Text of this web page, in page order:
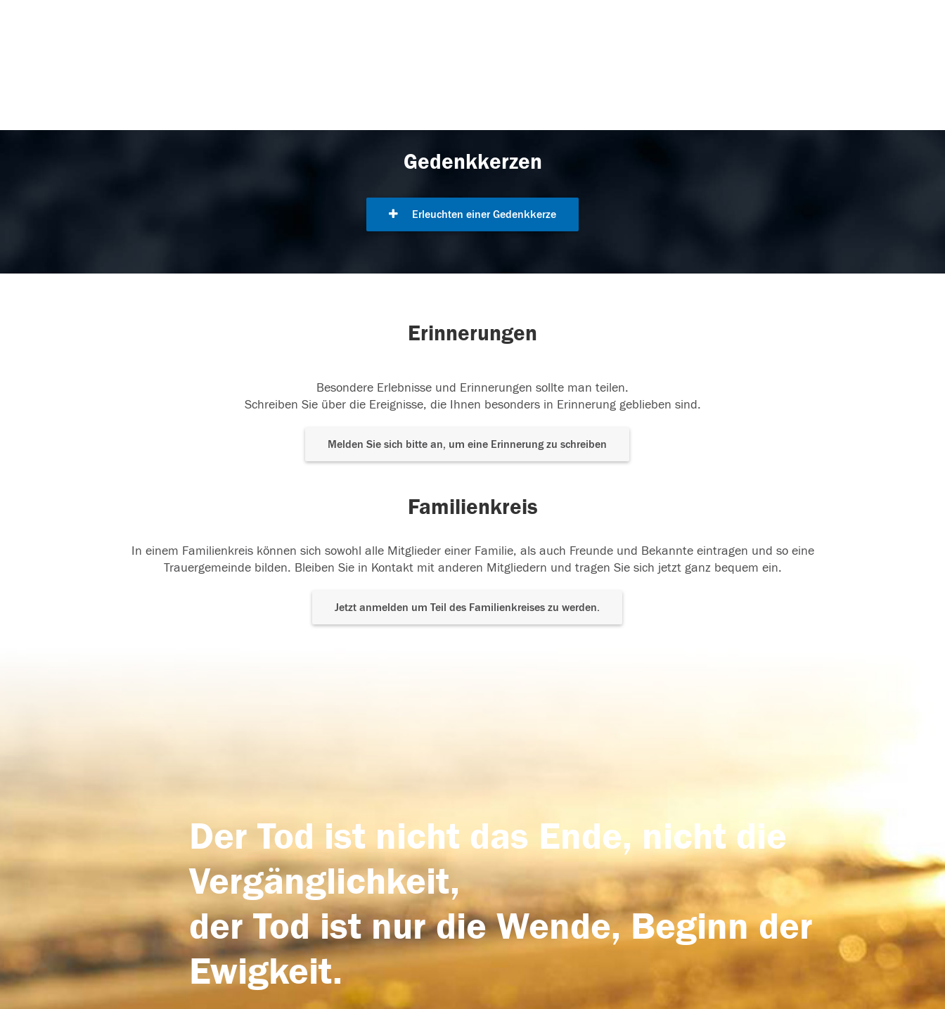
Gedenkkerzen
Erleuchten einer Gedenkkerze
Erinnerungen
Besondere Erlebnisse und Erinnerungen sollte man teilen.
Schreiben Sie über die Ereignisse, die Ihnen besonders in Erinnerung geblieben sind.
Melden Sie sich bitte an, um eine Erinnerung zu schreiben
Familienkreis
In einem Familienkreis können sich sowohl alle Mitglieder einer Familie, als auch Freunde und Bekannte eintragen und so eine
Trauergemeinde bilden. Bleiben Sie in Kontakt mit anderen Mitgliedern und tragen Sie sich jetzt ganz bequem ein.
Jetzt anmelden um Teil des Familienkreises zu werden.
Der Tod ist nicht das Ende, nicht die
Vergänglichkeit,
der Tod ist nur die Wende, Beginn der
Ewigkeit.